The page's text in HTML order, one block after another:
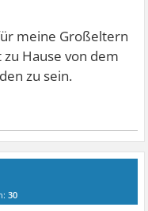
meine Großeltern
Hause von dem
zu sein.
30